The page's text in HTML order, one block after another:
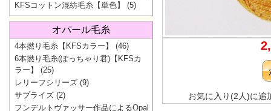
お気に入り(2人)に追
KFSコットン混紡毛糸【単色】
(5)
オパール毛糸
4本撚り毛糸【KFSカラー】
(46)
6本撚り毛糸(ぽっちゃり君)【KFSカ
ラー】
(25)
レリーフシリーズ (9)
サプライズ (2)
フンデルトヴァッサー作品によるOpal